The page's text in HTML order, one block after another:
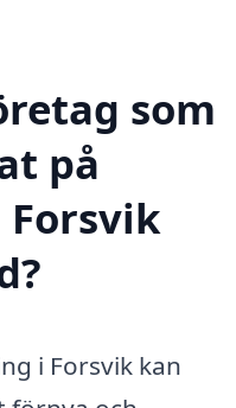
som
på
i Forsvik kan